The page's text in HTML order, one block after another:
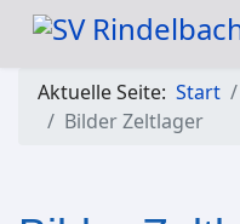
Aktuelle Seite: Start
Bilder Zeltlager